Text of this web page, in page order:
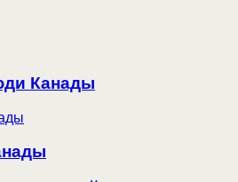
Канады